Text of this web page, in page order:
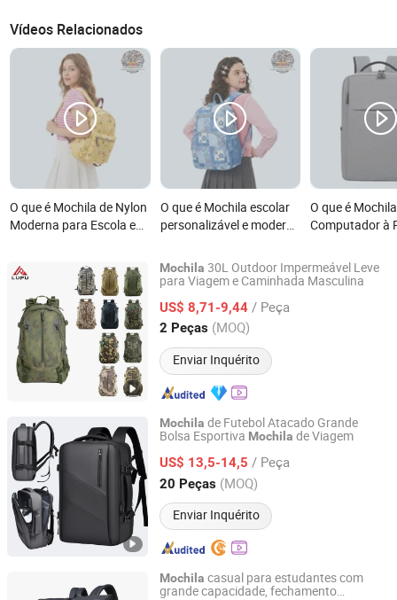
Vídeos Relacionados
O que é Mochila de Nylon
Moderna para Escola e
O que é Mochila escolar
personalizável e moderna
único
O que é
Computador à
Mochila
Estudantes do
Mochila 30L Outdoor Impermeável Leve
para Viagem e Caminhada Masculina
US$ 8,71-9,44 / Peça
2 Peças (MOQ)
Enviar Inquérito
Guangzhou Lupu Travel Products Co., Ltd.
Guangdong, China Desde 2024
Mochila de Futebol Atacado Grande
Bolsa Esportiva Mochila de Viagem
US$ 13,5-14,5 / Peça
20 Peças (MOQ)
Enviar Inquérito
Simple Better Industry Co., Ltd.
Anhui, China Desde 2025
Mochila casual para estudantes com
grande capacidade, fechamento